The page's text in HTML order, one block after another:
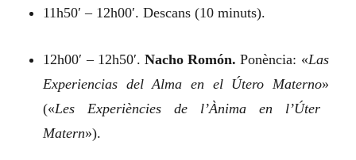
11h50′ – 12h00′. Descans (10 minuts).
12h00′ – 12h50′. Nacho Romón. Ponència: «Las
Experiencias del Alma en el Útero Materno»
(«Les Experiències de l’Ànima en l’Úter
Matern»).